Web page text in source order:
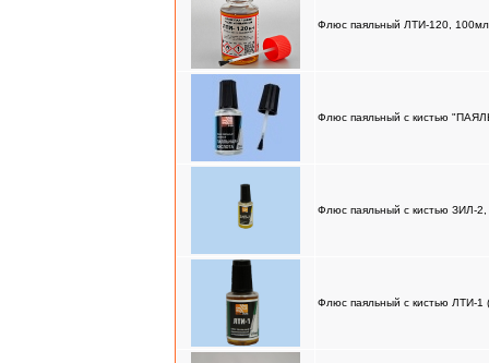
Флюс паяльный ЛТИ-120,
Флюс паяльный с кистью
Флюс паяльный с кистью ЗИЛ-
Флюс паяльный с кистью ЛТИ-